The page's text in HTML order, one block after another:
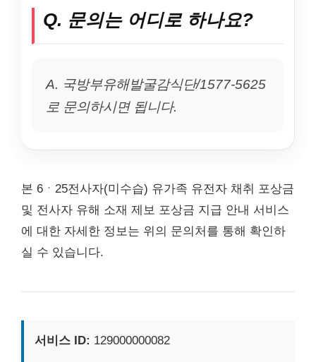
Q. 문의는 어디로 하나요?
A. 국방부유해발굴감식단/1577-5625
로 문의하시면 됩니다.
본 6ㆍ25전사자(미수습) 유가족 유전자 채취 포상금
및 전사자 유해 소재 제보 포상금 지급 안내 서비스
에 대한 자세한 정보는 위의 문의처를 통해 확인하
실 수 있습니다.
서비스 ID: 129000000082